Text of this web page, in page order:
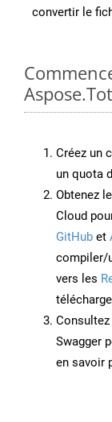
convertir le
Créez un
un quota
Obtenez
Cloud
GitHub et
compiler/
vers les
Consultez
Swagger
en savoir